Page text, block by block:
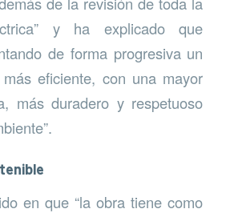
y ha explicado que
de forma progresiva un
eficiente, con una mayor
más duradero y respetuoso
en que “la obra tiene como